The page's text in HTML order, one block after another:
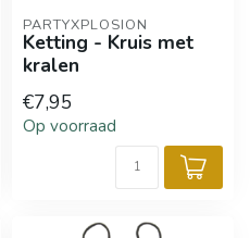
PARTYXPLOSION
Ketting - Kruis met
kralen
€7,95
Op voorraad